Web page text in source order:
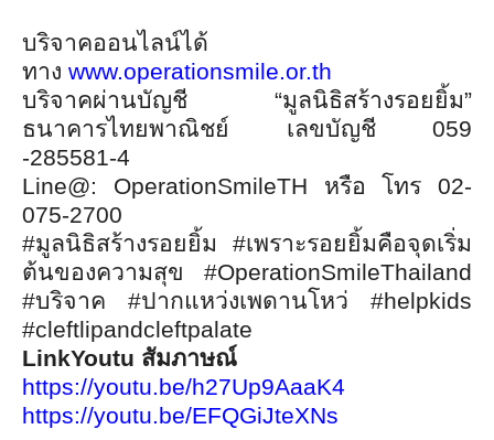
บริจาคออนไลน์ได้
ทาง www.operationsmile.or.th
บริจาคผ่านบัญชี “มูลนิธิสร้างรอยยิ้ม”
ธนาคารไทยพาณิชย์ เลขบัญชี 059
-285581-4
Line@: OperationSmileTH หรือ โทร 02-
075-2700
#มูลนิธิสร้างรอยยิ้ม #เพราะรอยยิ้มคือจุดเริ่ม
ต้นของความสุข #OperationSmileThailand
#บริจาค #ปากแหว่งเพดานโหว่ #helpkids
#cleftlipandcleftpalate
LinkYoutu สัมภาษณ์
https://youtu.be/h27Up9AaaK4
https://youtu.be/EFQGiJteXNs